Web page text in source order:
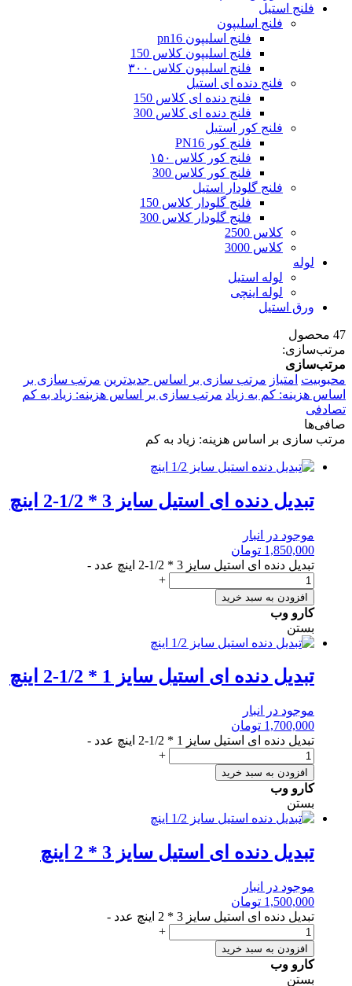
فلنج استیل
فلنج اسلیپون
فلنج اسلیپون pn16
فلنج اسلیپون کلاس 150
فلنج اسلیپون کلاس ۳۰۰
فلنج دنده ای استیل
فلنج دنده‌ ای کلاس 150
فلنج دنده‌ ای کلاس 300
فلنج کور استیل
فلنج کور PN16
فلنج کور کلاس ۱۵۰
فلنج کور کلاس 300
فلنج گلودار استیل
فلنج گلودار کلاس 150
فلنج گلودار کلاس 300
کلاس 2500
کلاس 3000
لوله
لوله استیل
لوله اینچی
ورق استیل
47 محصول
مرتب‌سازی:
مرتب‌سازی
محبوبیت امتیاز مرتب سازی بر اساس جدیدترین مرتب سازی بر
اساس هزینه: کم به زیاد مرتب سازی بر اساس هزینه: زیاد به کم
تصادفی
صافی‌ها
مرتب سازی بر اساس هزینه: زیاد به کم
تبدیل دنده ای استیل سایز 3 * 1/2-2 اینچ
موجود در انبار
1,850,000 تومان
تبدیل دنده ای استیل سایز 3 * 1/2-2 اینچ عدد
-
+
افزودن به سبد خرید
کارو وب
بستن
تبدیل دنده ای استیل سایز 1 * 1/2-2 اینچ
موجود در انبار
1,700,000 تومان
تبدیل دنده ای استیل سایز 1 * 1/2-2 اینچ عدد
-
+
افزودن به سبد خرید
کارو وب
بستن
تبدیل دنده ای استیل سایز 3 * 2 اینچ
موجود در انبار
1,500,000 تومان
تبدیل دنده ای استیل سایز 3 * 2 اینچ عدد
-
+
افزودن به سبد خرید
کارو وب
بستن